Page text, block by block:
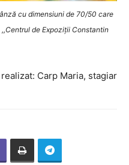
cu dimensiuni de 70/50 care
de Expoziții Constantin
realizat: Carp Maria, stagiar